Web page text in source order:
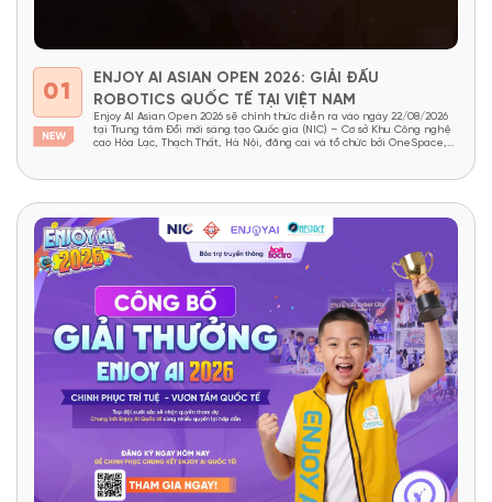
01
ENJOY AI ASIAN OPEN 2026: GIẢI ĐẤU
ROBOTICS QUỐC TẾ TẠI VIỆT NAM
Enjoy AI Asian Open 2026 sẽ chính thức diễn ra vào ngày 22/08/2026
tại Trung tâm Đổi mới sáng tạo Quốc gia (NIC) – Cơ sở Khu Công nghệ
cao Hòa Lạc, Thạch Thất, Hà Nội, đăng cai và tổ chức bởi OneSpace,